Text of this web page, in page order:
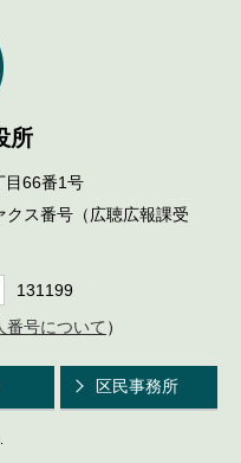
所
66番1号
ス番号（広聴広報課受
131199
番号について ）
区民事務所